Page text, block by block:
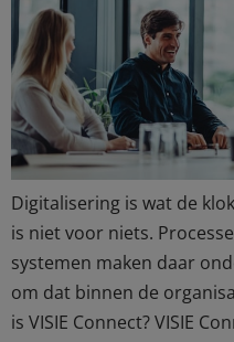
Digitalisering is wat de
is niet voor niets.
systemen maken daar
om dat binnen de
is VISIE Connect? VISIE